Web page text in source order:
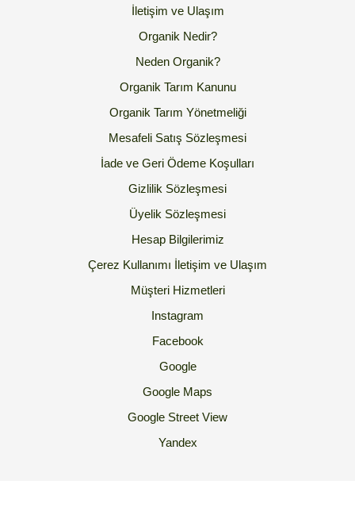
İletişim ve Ulaşım
Organik Nedir?
Neden Organik?
Organik Tarım Kanunu
Organik Tarım Yönetmeliği
Mesafeli Satış Sözleşmesi
İade ve Geri Ödeme Koşulları
Gizlilik Sözleşmesi
Üyelik Sözleşmesi
Hesap Bilgilerimiz
Çerez Kullanımı İletişim ve Ulaşım
Müşteri Hizmetleri
Instagram
Facebook
Google
Google Maps
Google Street View
Yandex